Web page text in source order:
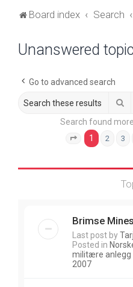
Board index Search
Unanswered
Go to advanced search
Search found
Page 1 of 20
1 2 3
Brimse
Last post by
Posted in
militære anlegg
2007